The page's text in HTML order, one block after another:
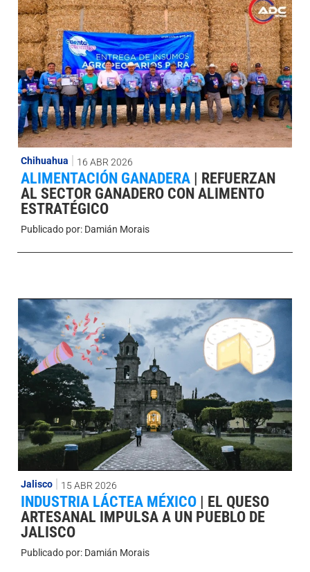
Chihuahua 16 ABR 2026
ALIMENTACIÓN GANADERA | REFUERZAN
AL SECTOR GANADERO CON ALIMENTO
ESTRATÉGICO
Publicado por: Damián Morais
Jalisco 15 ABR 2026
INDUSTRIA LÁCTEA MÉXICO
EL QUESO
ARTESANAL IMPULSA A UN PUEBLO DE
JALISCO
Publicado por: Damián Morais